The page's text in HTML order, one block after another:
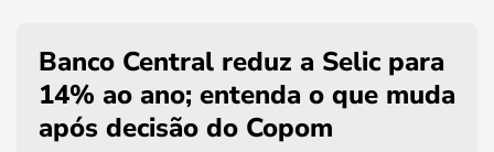
Banco Central reduz a Selic para
14% ao ano; entenda o que muda
após decisão do Copom